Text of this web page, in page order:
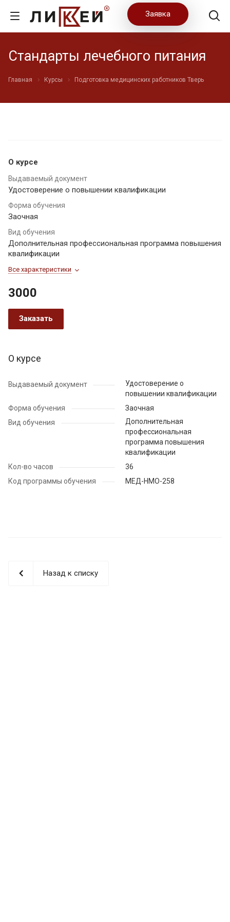
Заявка
Стандарты лечебного питания
Главная Курсы Подготовка медицинских работников Тверь
О курсе
Выдаваемый документ
Удостоверение о повышении квалификации
Форма обучения
Заочная
Вид обучения
Дополнительная профессиональная программа повышения
квалификации
Все характеристики
3000
Заказать
О курсе
Выдаваемый документ
Удостоверение о
повышении квалификации
Форма обучения
Заочная
Вид обучения
Дополнительная
профессиональная
программа повышения
квалификации
Кол-во часов
36
Код программы обучения
МЕД-НМО-258
Назад к списку